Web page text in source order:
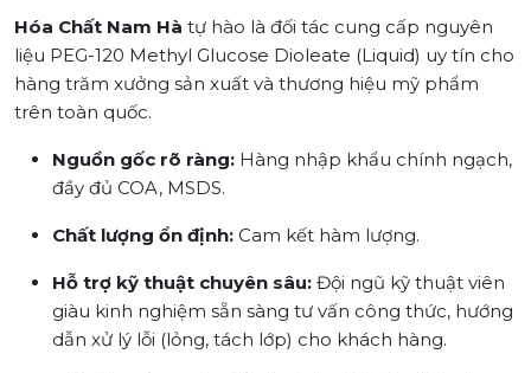
Hóa Chất Nam Hà tự hào là đối tác cung cấp nguyên
liệu PEG-120 Methyl Glucose Dioleate (Liquid) uy tín cho
hàng trăm xưởng sản xuất và thương hiệu mỹ phẩm
trên toàn quốc.
Nguồn gốc rõ ràng: Hàng nhập khẩu chính ngạch,
đầy đủ COA, MSDS.
Chất lượng ổn định: Cam kết hàm lượng.
Hỗ trợ kỹ thuật chuyên sâu: Đội ngũ kỹ thuật viên
giàu kinh nghiệm sẵn sàng tư vấn công thức, hướng
dẫn xử lý lỗi (lỏng, tách lớp) cho khách hàng.